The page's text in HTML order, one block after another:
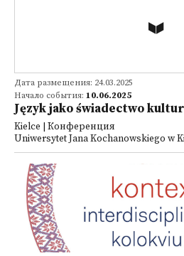
Дата размещения: 24.03.2025
Начало события: 10.06.2025
Język jako świadectwo
Kielce | Конференция
Uniwersytet Jana Kochanowskiego w